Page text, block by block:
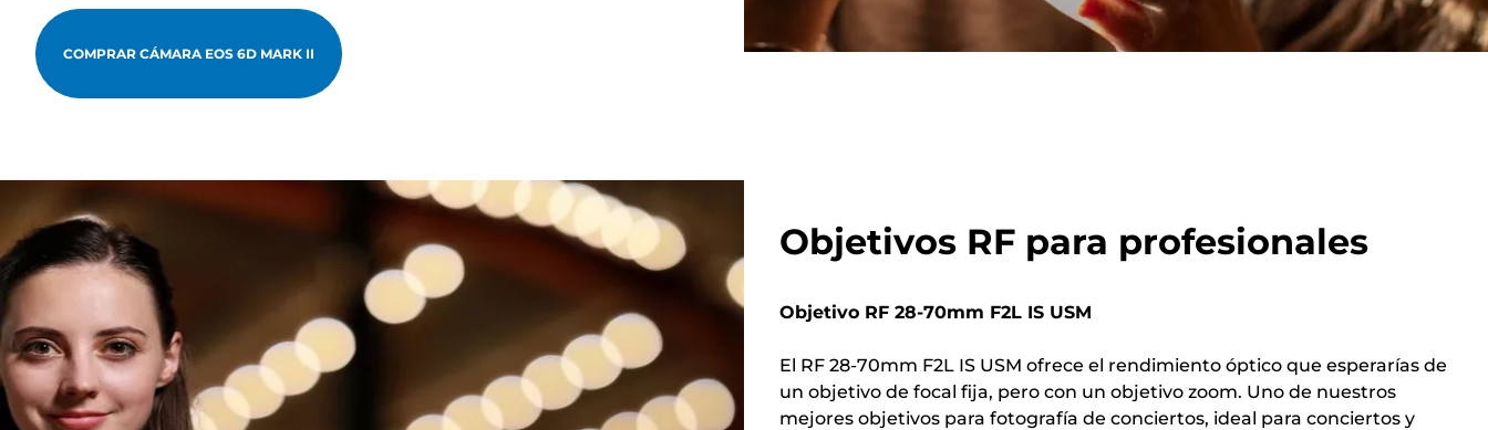
COMPRAR CÁMARA EOS 6D MARK II
Objetivos RF para profesionales
Objetivo RF 28-70mm F2L IS USM
El RF 28-70mm F2L IS USM ofrece el rendimiento óptico que esperarías de
un objetivo de focal fija, pero con un objetivo zoom. Uno de nuestros
mejores objetivos para fotografía de conciertos, ideal para conciertos y